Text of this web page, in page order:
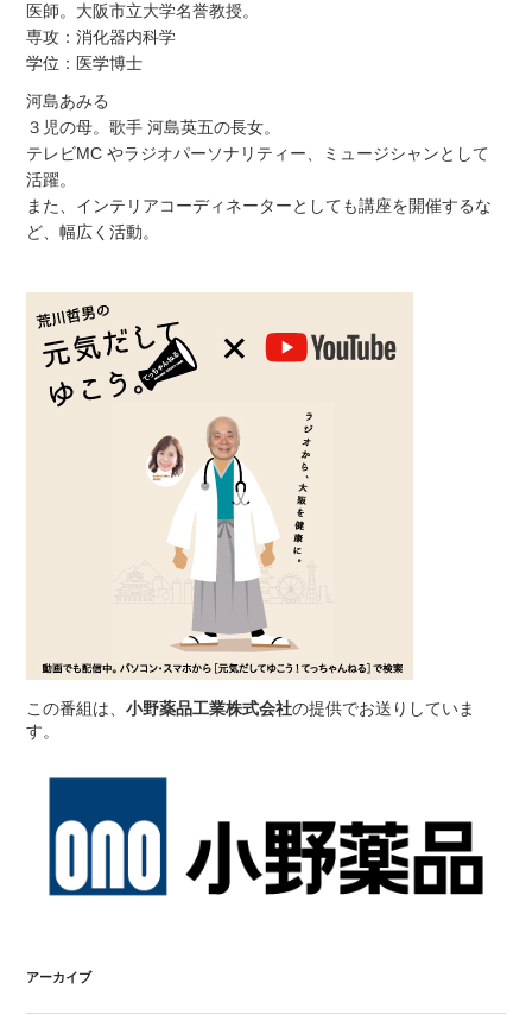
医師。大阪市立大学名誉教授。
専攻：消化器内科学
学位：医学博士
河島あみる
３児の母。歌手 河島英五の長女。
テレビMC やラジオパーソナリティー、ミュージシャンとして
活躍。
また、インテリアコーディネーターとしても講座を開催するな
ど、幅広く活動。
この番組は、小野薬品工業株式会社の提供でお送りしていま
す。
アーカイブ